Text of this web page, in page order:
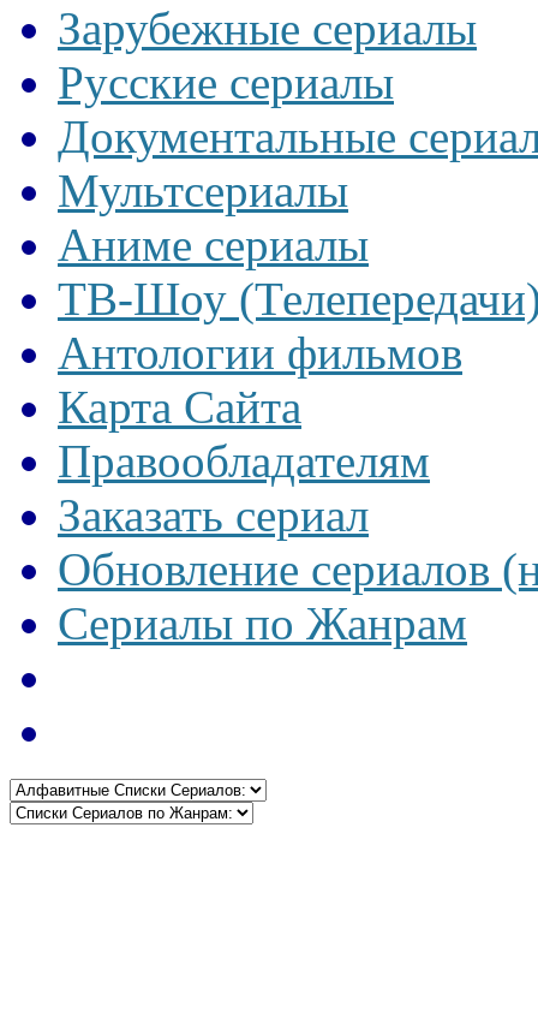
Зарубежные сериалы
Русские сериалы
Документальные
Мультсериалы
Аниме сериалы
ТВ-Шоу
Антологии фильмов
Карта Сайта
Правообладателям
Заказать сериал
Обновление сериалов
Сериалы по Жанрам